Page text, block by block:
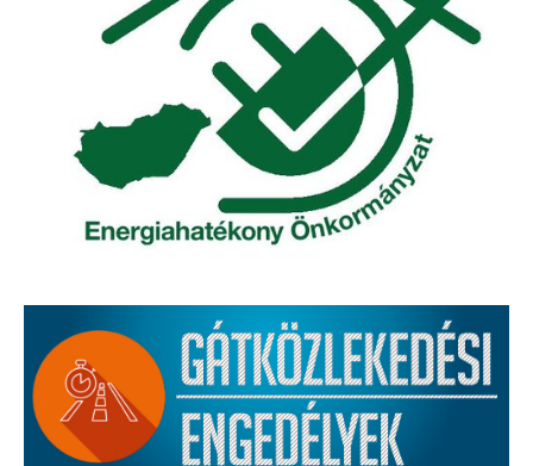
ÖNKORMÁNYZAT
Képviselő-testület
Képviselő-testületi ülések
Bizottságok
Bizottsági ülések
A helyi választási bizottság
A helyi választási bizottság határozatai